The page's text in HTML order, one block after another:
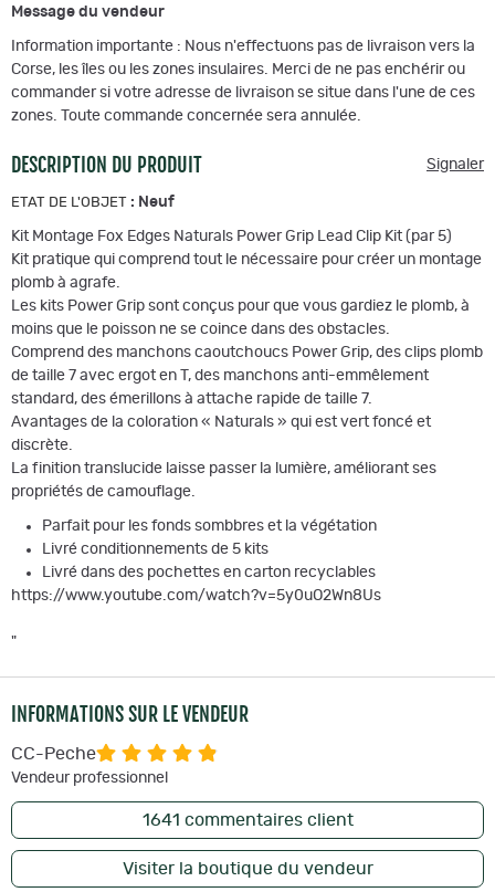
Message du vendeur
Information importante : Nous n'effectuons pas de livraison vers la
Corse, les îles ou les zones insulaires. Merci de ne pas enchérir ou
commander si votre adresse de livraison se situe dans l'une de ces
zones. Toute commande concernée sera annulée.
DESCRIPTION DU PRODUIT Signaler
ETAT DE L'OBJET : Neuf
Kit Montage Fox Edges Naturals Power Grip Lead Clip Kit (par 5)
Kit pratique qui comprend tout le nécessaire pour créer un montage
plomb à agrafe.
Les kits Power Grip sont conçus pour que vous gardiez le plomb, à
moins que le poisson ne se coince dans des obstacles.
Comprend des manchons caoutchoucs Power Grip, des clips plomb
de taille 7 avec ergot en T, des manchons anti-emmêlement
standard, des émerillons à attache rapide de taille 7.
Avantages de la coloration « Naturals » qui est vert foncé et
discrète.
La finition translucide laisse passer la lumière, améliorant ses
propriétés de camouflage.
Parfait pour les fonds sombbres et la végétation
Livré conditionnements de 5 kits
Livré dans des pochettes en carton recyclables
https://www.youtube.com/watch?v=5y0uO2Wn8Us
"
INFORMATIONS SUR LE VENDEUR
CC-Peche
Vendeur professionnel
1641 commentaires client
Visiter la boutique du vendeur